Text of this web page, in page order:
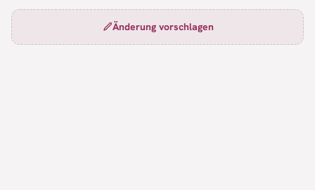
Änderung vorschlagen